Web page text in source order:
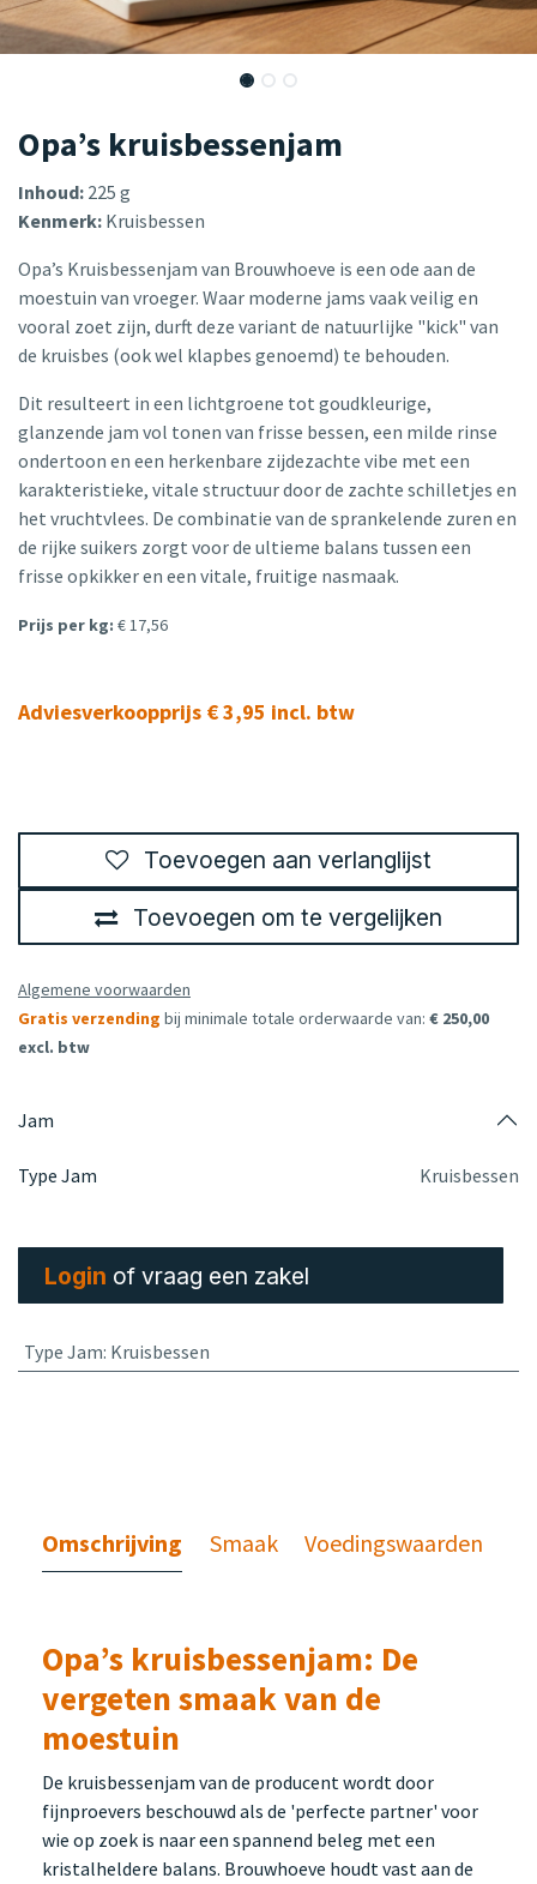
Opa’s kruisbessenjam
Inhoud: 225 g
Kenmerk: Kruisbessen
Opa’s Kruisbessenjam van Brouwhoeve is een ode aan de
moestuin van vroeger. Waar moderne jams vaak veilig en
vooral zoet zijn, durft deze variant de natuurlijke "kick" van
de kruisbes (ook wel klapbes genoemd) te behouden.
Dit resulteert in een lichtgroene tot goudkleurige,
glanzende jam vol tonen van frisse bessen, een milde rinse
ondertoon en een herkenbare zijdezachte vibe met een
karakteristieke, vitale structuur door de zachte schilletjes en
het vruchtvlees. De combinatie van de sprankelende zuren en
de rijke suikers zorgt voor de ultieme balans tussen een
frisse opkikker en een vitale, fruitige nasmaak.
Prijs per kg: € 17,56
Adviesverkoopprijs € 3,95 incl. btw
Toevoegen om te vergelijken
Toevoegen aan verlanglijst
Algemene voorwaarden
Gratis verzending bij minimale totale orderwaarde van: € 250,00
excl. btw
Jam
Type Jam Kruisbessen
Login of vraag een zakel
Type Jam: Kruisbessen
Omschrijving Smaak Voedingswaarden
Opa’s kruisbessenjam: De
vergeten smaak van de
moestuin
De kruisbessenjam van de producent wordt door
fijnproevers beschouwd als de 'perfecte partner' voor
wie op zoek is naar een spannend beleg met een
kristalheldere balans. Brouwhoeve houdt vast aan de